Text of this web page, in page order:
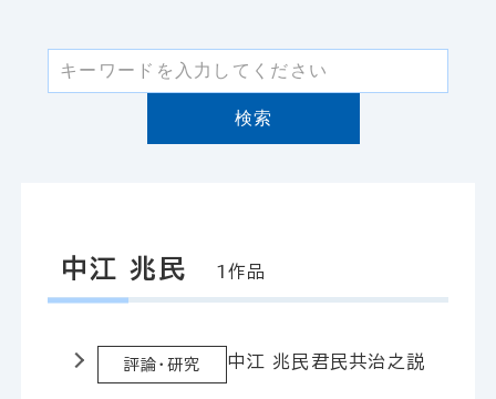
検索
中江 兆民 1作品
評論・研究 中江 兆民君民共治之説